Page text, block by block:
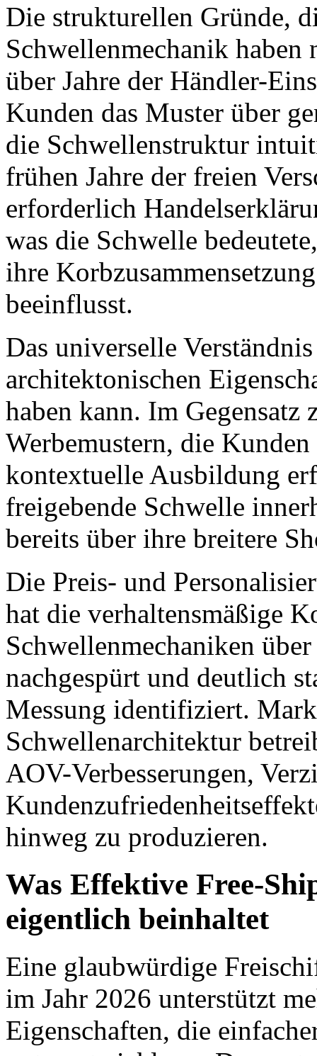
Die strukturellen Gründe,
Schwellenmechanik haben
über Jahre der Händler-
Kunden das Muster über
die Schwellenstruktur
frühen Jahre der freien
erforderlich
was die Schwelle
ihre
beeinflusst.
Das universelle
architektonischen
haben kann. Im Gegensatz
Werbemustern, die
kontextuelle Ausbildung
freigebende Schwelle
bereits über ihre breitere
Die Preis- und
hat die verhaltensmäßige
Schwellenmechaniken
nachgespürt und deutlich
Messung identifiziert.
Schwellenarchitektur
AOV-Verbesserungen,
hinweg zu produzieren.
Was Effektive Free-
eigentlich beinhaltet
Eine glaubwürdige
im Jahr 2026 unterstützt
Eigenschaften, die